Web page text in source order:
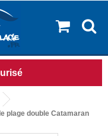
plage double Catamaran